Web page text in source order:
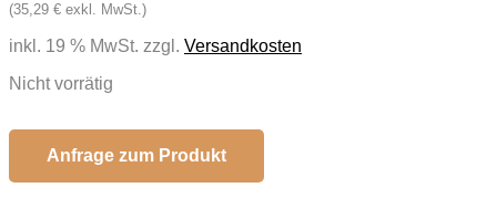
(35,29 € exkl. MwSt.)
inkl. 19 % MwSt. zzgl. Versandkosten
Nicht vorrätig
Anfrage zum Produkt